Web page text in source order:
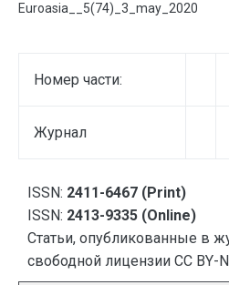
Euroasia__5(74)_3_may_2020
Номер части:
Журнал
ISSN: 2411-6467 (Print)
ISSN: 2413-9335 (Online)
Статьи, опубликованные в
свободной лицензии CC BY-